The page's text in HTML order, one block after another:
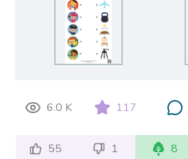
6.0 K 117
55 1 8